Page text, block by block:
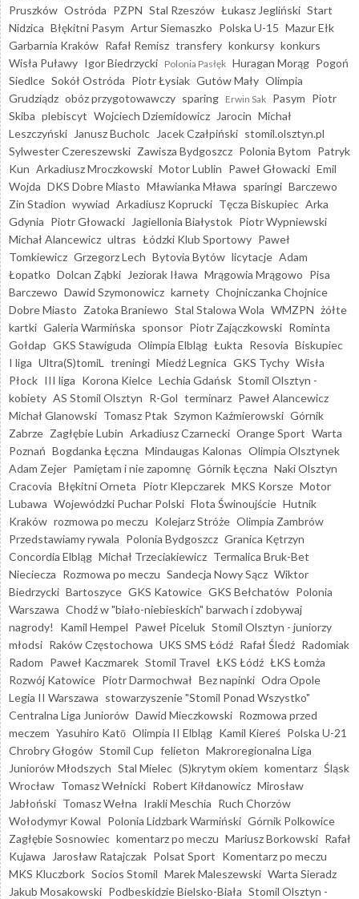
Pruszków Ostróda PZPN Stal Rzeszów Łukasz Jegliński Start
Nidzica Błękitni Pasym Artur Siemaszko Polska U-15 Mazur Ełk
Garbarnia Kraków Rafał Remisz transfery konkursy konkurs
Wisła Puławy Igor Biedrzycki Polonia Pasłęk Huragan Morąg Pogoń
Siedlce Sokół Ostróda Piotr Łysiak Gutów Mały Olimpia
Grudziądz obóz przygotowawczy sparing Erwin Sak Pasym Piotr
Skiba plebiscyt Wojciech Dziemidowicz Jarocin Michał
Leszczyński
Janusz Bucholc Jacek Czałpiński stomil.olsztyn.pl
Sylwester Czereszewski Zawisza Bydgoszcz Polonia Bytom Patryk
Kun Arkadiusz Mroczkowski Motor Lublin Paweł Głowacki Emil
Wojda DKS Dobre Miasto Mławianka Mława sparingi Barczewo
Zin Stadion wywiad Arkadiusz Koprucki Tęcza Biskupiec Arka
Gdynia Piotr Głowacki Jagiellonia Białystok Piotr Wypniewski
Michał Alancewicz ultras Łódzki Klub Sportowy Paweł
Tomkiewicz Grzegorz Lech Bytovia Bytów licytacje Adam
Łopatko Dolcan Ząbki Jeziorak Iława Mrągowia Mrągowo Pisa
Barczewo Dawid Szymonowicz karnety Chojniczanka Chojnice
Dobre Miasto Zatoka Braniewo Stal Stalowa Wola WMZPN żółte
kartki Galeria Warmińska sponsor Piotr Zajączkowski Rominta
Gołdap GKS Stawiguda Olimpia Elbląg Łukta Resovia Biskupiec
I liga Ultra(S)tomiL treningi Miedź Legnica GKS Tychy Wisła
Płock III liga Korona Kielce Lechia Gdańsk Stomil Olsztyn -
kobiety AS Stomil Olsztyn R-Gol terminarz Paweł Alancewicz
Michał Glanowski Tomasz Ptak Szymon Kaźmierowski Górnik
Zabrze Zagłębie Lubin Arkadiusz Czarnecki Orange Sport Warta
Poznań Bogdanka Łęczna Mindaugas Kalonas Olimpia Olsztynek
Adam Zejer Pamiętam i nie zapomnę Górnik Łęczna Naki Olsztyn
Cracovia Błękitni Orneta Piotr Klepczarek MKS Korsze Motor
Lubawa Wojewódzki Puchar Polski Flota Świnoujście Hutnik
Kraków rozmowa po meczu Kolejarz Stróże Olimpia Zambrów
Przedstawiamy rywala Polonia Bydgoszcz Granica Kętrzyn
Concordia Elbląg Michał Trzeciakiewicz Termalica Bruk-Bet
Nieciecza Rozmowa po meczu Sandecja Nowy Sącz Wiktor
Biedrzycki Bartoszyce GKS Katowice GKS Bełchatów Polonia
Warszawa Chodź w "biało-niebieskich" barwach i zdobywaj
nagrody!
Kamil Hempel Paweł Piceluk Stomil Olsztyn - juniorzy
młodsi Raków Częstochowa UKS SMS Łódź Rafał Śledź Radomiak
Radom Paweł Kaczmarek Stomil Travel ŁKS Łódź ŁKS Łomża
Rozwój Katowice Piotr Darmochwał Bez napinki Odra Opole
Legia II Warszawa stowarzyszenie "Stomil Ponad Wszystko"
Centralna Liga Juniorów Dawid Mieczkowski Rozmowa przed
meczem Yasuhiro Katō Olimpia II Elbląg Kamil Kiereś Polska U-21
Chrobry Głogów Stomil Cup felieton Makroregionalna Liga
Juniorów Młodszych Stal Mielec (S)krytym okiem komentarz Śląsk
Wrocław Tomasz Wełnicki Robert Kiłdanowicz Mirosław
Jabłoński Tomasz Wełna Irakli Meschia Ruch Chorzów
Wołodymyr Kowal Polonia Lidzbark Warmiński Górnik Polkowice
Zagłębie Sosnowiec komentarz po meczu Mariusz Borkowski Rafał
Kujawa
Jarosław Ratajczak Polsat Sport Komentarz po meczu
MKS Kluczbork Socios Stomil Marek Maleszewski Warta Sieradz
Jakub Mosakowski Podbeskidzie Bielsko-Biała Stomil Olsztyn -